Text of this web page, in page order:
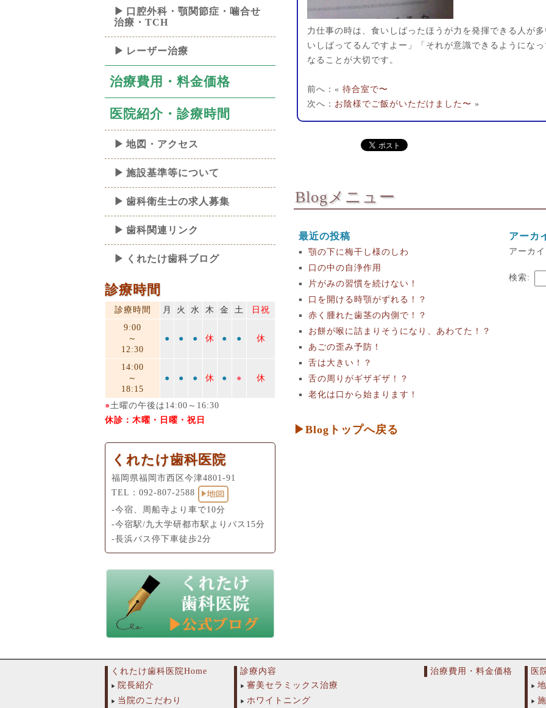
口腔外科・顎関節症・噛合せ
治療・TCH
レーザー治療
治療費用・料金価格
医院紹介・診療時間
地図・アクセス
施設基準等について
歯科衛生士の求人募集
歯科関連リンク
くれたけ歯科ブログ
力仕事の時は、食いしばったほうが力を発揮できる人が
いしばってるんですよー」「それが意識できるようにな
なることが大切です。
前へ：« 待合室で〜
次へ： お陰様でご飯がいただけました〜 »
Blogメニュー
最近の投稿
顎の下に梅干し様のしわ
口の中の自浄作用
片がみの習慣を続けない！
口を開ける時顎がずれる！？
赤く腫れた歯茎の内側で！？
お餅が喉に詰まりそうになり、あわてた！？
あごの歪み予防！
舌は大きい！？
舌の周りがギザギザ！？
老化は口から始まります！
アーカ
アーカ
検索:
▶Blogトップへ戻る
診療時間
診療時間 月 火 水 木 金 土
日祝
9:00
～
12:30
● ● ● 休 ● ● 休
14:00
～
18:15
● ● ● 休 ● ● 休
●土曜の午後は14:00～16:30
休診：木曜・日曜・祝日
くれたけ歯科医院
福岡県福岡市西区今津4801-91
TEL： 092-807-2588
-今宿、周船寺より車で10分
-今宿駅/九大学研都市駅よりバス15分
-長浜バス停下車徒歩2分
くれたけ歯科医院Home
院長紹介
当院のこだわり
診療内容
審美セラミックス治療
ホワイトニング
治療費用・料金価格
医